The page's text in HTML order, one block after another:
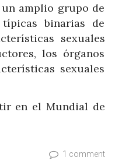
amplio grupo de
típicas binarias de
sexuales
los órganos
sexuales
en el Mundial de
1 comment